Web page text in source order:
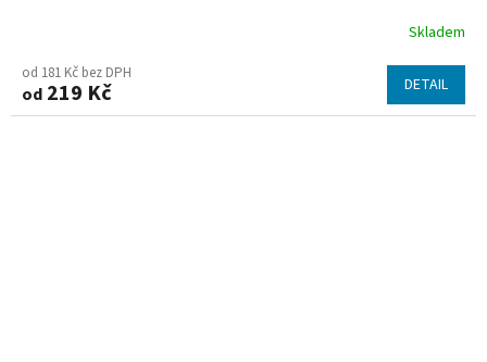
Skladem
od 181 Kč bez DPH
od 219 Kč DETAIL